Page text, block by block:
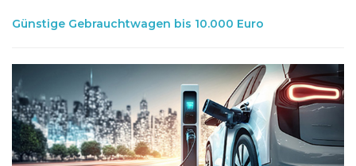
Günstige Gebrauchtwagen bis 10.000 Euro